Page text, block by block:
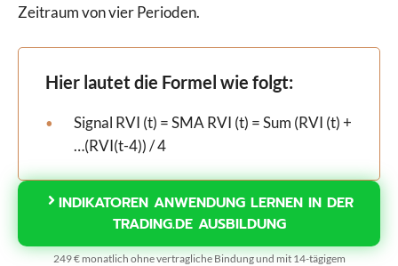
Zeitraum von vier Perioden.
Hier lautet die Formel wie folgt:
Signal RVI (t) = SMA RVI (t) = Sum (RVI (t) +
…(RVI(t-4)) / 4
INDIKATOREN ANWENDUNG LERNEN IN DER
TRADING.DE AUSBILDUNG
249 € monatlich ohne vertragliche Bindung und mit 14-tägigem